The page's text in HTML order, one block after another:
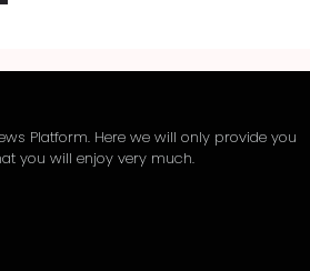
Platform. Here we will only provide you
you will enjoy very much.